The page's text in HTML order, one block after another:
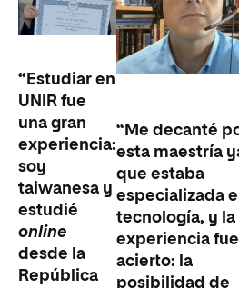
“Estudiar en
UNIR fue
una gran
experiencia:
soy
taiwanesa y
estudié
online
desde la
República
“Me decanté
esta maestría
que estaba
especializada
tecnología, y la
experiencia
acierto: la
posibilidad de